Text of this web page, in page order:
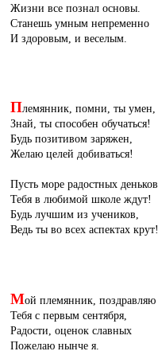
Жизни все познал основы.
Станешь умным непременно
И здоровым, и веселым.
Племянник, помни, ты умен,
Знай, ты способен обучаться!
Будь позитивом заряжен,
Желаю целей добиваться!
Пусть море радостных деньков
Тебя в любимой школе ждут!
Будь лучшим из учеников,
Ведь ты во всех аспектах крут!
Мой племянник, поздравляю
Тебя с первым сентября,
Радости, оценок славных
Пожелаю нынче я.